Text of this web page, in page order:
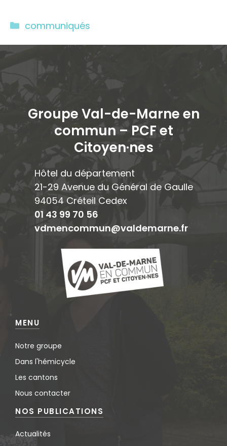
Catégories
communiqués
Groupe Val-de-Marne en
commun – PCF et
Citoyen·nes
Hôtel du département
21-29 Avenue du Général de Gaulle
94054 Créteil Cedex
01 43 99 70 56
vdmencommun@valdemarne.fr
MENU
Notre groupe
Dans l'hémicycle
Les cantons
Nous contacter
NOS PUBLICATIONS
Actualités